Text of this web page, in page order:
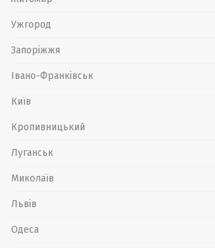
Ужгород
Запоріжжя
Івано-Франківськ
Київ
Кропивницький
Луганськ
Миколаїв
Львів
Одеса